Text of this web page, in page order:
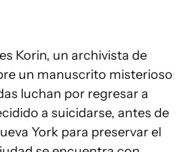
Korin, un archivista de
un manuscrito misterioso
luchan por regresar a
a suicidarse, antes de
York para preservar el